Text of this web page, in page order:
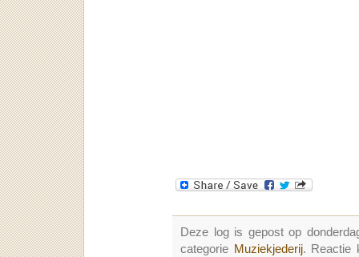
Deze log is gepost op
categorie Muziekjederij. Reactie